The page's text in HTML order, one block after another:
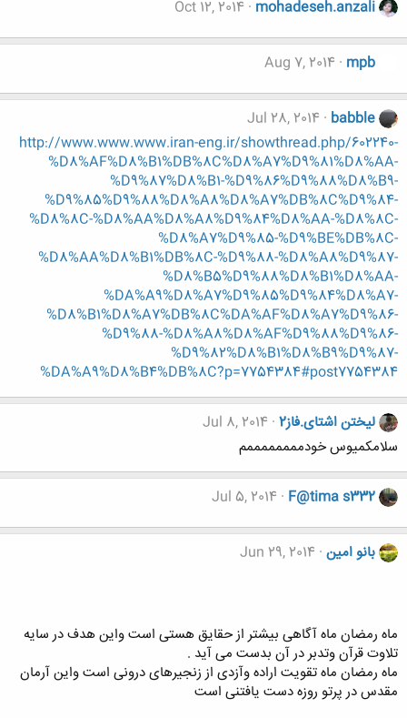
mohadeseh.anzali
Oct 12, 2014
mpb
Aug 7, 2014
babble
Jul 28, 2014
http://www.www.www.iran-eng.ir/showthread.php/602240-
%D8%AF%D8%B1%DB%8C%D8%A7%D9%81%D8%AA-
%D9%87%D8%B1-%D9%86%D9%88%D8%B9-
%D9%85%D9%88%D8%A8%D8%A7%DB%8C%D9%84-
%D8%8C-%D8%AA%D8%A8%D9%84%D8%AA-%D8%8C-
%D8%A7%D9%85-%D9%BE%DB%8C-
%D8%AA%D8%B1%DB%8C-%D9%88-%D8%A8%D9%87-
%D8%B5%D9%88%D8%B1%D8%AA-
%DA%A9%D8%A7%D9%85%D9%84%D8%A7-
%D8%B1%D8%A7%DB%8C%DA%AF%D8%A7%D9%86-
%D9%88-%D8%A8%D8%AF%D9%88%D9%86-
%D9%82%D8%B1%D8%B9%D9%87-
%DA%A9%D8%B4%DB%8C?p=7754384#post7754384
لیختن اشتای.فاز2
Jul 8, 2014
سلامکمیوس خودممممممممم
F@tima s332
Jul 5, 2014
بانو امین Jun 29, 2014
ماه رمضان ماه آگاهی بیشتر از حقایق هستی است واین هدف در سایه
تلاوت قرآن وتدبر در آن بدست می آید .
ماه رمضان ماه تقویت اراده وآزدی از زنجیرهای درونی است واین آرمان
مقدس در پرتو روزه دست یافتنی است